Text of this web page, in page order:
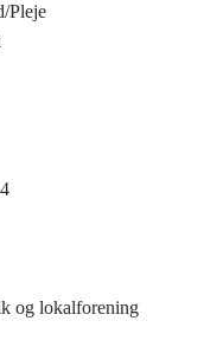
Pleje
og lokalforening